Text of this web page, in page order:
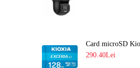
290.40Lei